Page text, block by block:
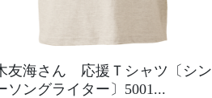
友海さん 応援Ｔシャツ〔シン
ソングライター〕5001...